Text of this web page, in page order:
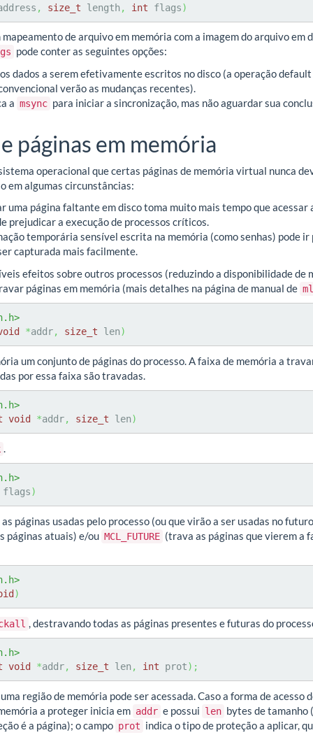
, size_t length , int flags)
de arquivo em memória com a imagem do arquivo em
pode conter as seguintes opções:
dados a serem efetivamente escritos no disco (a operação
verão as mudanças recentes).
a msync para iniciar a sincronização, mas não aguardar sua
páginas em memória
operacional que certas páginas de memória virtual nunca
em algumas circunstâncias:
uma página faltante em disco toma muito mais tempo que
prejudicar a execução de processos críticos.
temporária sensível escrita na memória (como senhas) pode
capturada mais facilmente.
efeitos sobre outros processos (reduzindo a disponibilidade
páginas em memória (mais detalhes na página de manual de
*addr, size_t len)
um conjunto de páginas do processo. A faixa de memória a
por essa faixa são travadas.
void *addr, size_t len)
)
páginas usadas pelo processo (ou que virão a ser usadas no
páginas atuais) e/ou MCL_FUTURE (trava as páginas que vierem a
)
, destravando todas as páginas presentes e futuras do
void *addr, size_t len , int prot) ;
região de memória pode ser acessada. Caso a forma de acesso
a proteger inicia em addr e possui len bytes de tamanho (
é a página); o campo prot indica o tipo de proteção a aplicar,